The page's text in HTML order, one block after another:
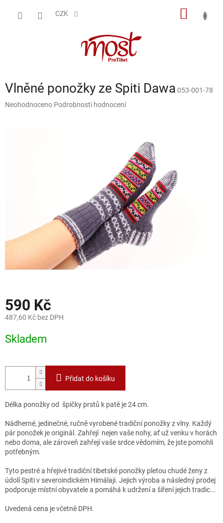
CZK
Vlněné ponožky ze Spiti Dawa 053-001-78
Průměrné
Neohodnoceno Podrobnosti hodnocení
590 Kč
487,60 Kč bez DPH
cena:
Skladem
Přidat do košíku
Délka ponožky od špičky prstů k patě je 24 cm.
Nádherné, jedinečné, ručně vyrobené tradiční ponožky z vlny. Každý
pár ponožek je originál. Zahřejí nejen vaše nohy, ať už venku v horách
nebo doma, ale zároveň zahřejí vaše srdce vědomím, že jste pomohli
potřebným.
Tyto pestré a hřejivé tradiční tibetské ponožky pletou chudé ženy z
údolí Spiti v severoindickém Himálaji. Jejich výroba a následný prodej
podporuje místní obyvatele a pomáhá k udržení a šíření jejich tradic...
Uvedená cena je včetně DPH.